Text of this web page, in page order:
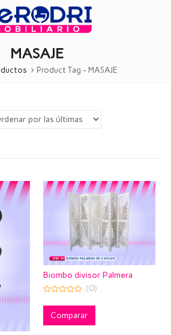
MASAJE
Product Tag - MASAJE
Biombo divisor Palmera
out
(0)
Comparar